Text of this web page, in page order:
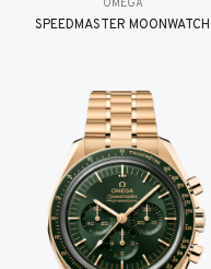
OMEGA
SPEEDMASTER MOONWATCH